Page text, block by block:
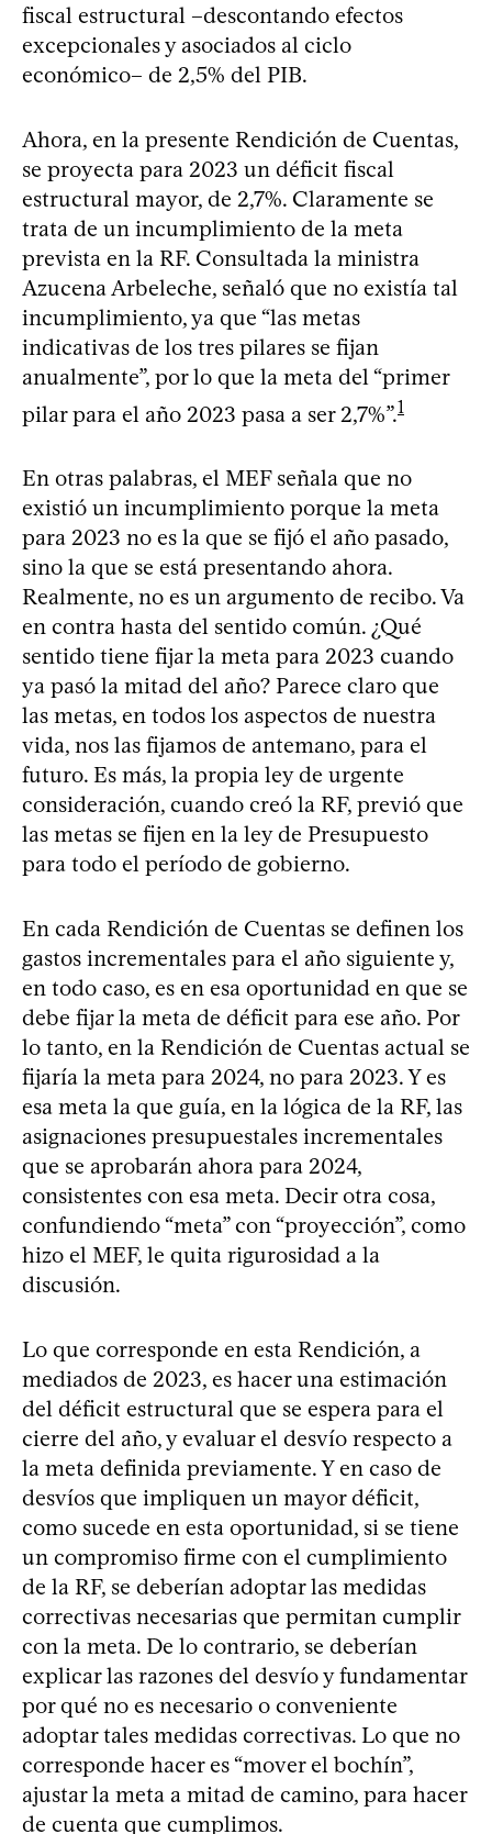
fiscal estructural –descontando efectos
excepcionales y asociados al ciclo
económico– de 2,5% del PIB.
Ahora, en la presente Rendición de Cuentas,
se proyecta para 2023 un déficit fiscal
estructural mayor, de 2,7%. Claramente se
trata de un incumplimiento de la meta
prevista en la RF. Consultada la ministra
Azucena Arbeleche, señaló que no existía tal
incumplimiento, ya que “las metas
indicativas de los tres pilares se fijan
anualmente”, por lo que la meta del “primer
pilar para el año 2023 pasa a ser 2,7%”.1
En otras palabras, el MEF señala que no
existió un incumplimiento porque la meta
para 2023 no es la que se fijó el año pasado,
sino la que se está presentando ahora.
Realmente, no es un argumento de recibo. Va
en contra hasta del sentido común. ¿Qué
sentido tiene fijar la meta para 2023 cuando
ya pasó la mitad del año? Parece claro que
las metas, en todos los aspectos de nuestra
vida, nos las fijamos de antemano, para el
futuro. Es más, la propia ley de urgente
consideración, cuando creó la RF, previó que
las metas se fijen en la ley de Presupuesto
para todo el período de gobierno.
En cada Rendición de Cuentas se definen los
gastos incrementales para el año siguiente y,
en todo caso, es en esa oportunidad en que se
debe fijar la meta de déficit para ese año. Por
lo tanto, en la Rendición de Cuentas actual se
fijaría la meta para 2024, no para 2023. Y es
esa meta la que guía, en la lógica de la RF, las
asignaciones presupuestales incrementales
que se aprobarán ahora para 2024,
consistentes con esa meta. Decir otra cosa,
confundiendo “meta” con “proyección”, como
hizo el MEF, le quita rigurosidad a la
discusión.
Lo que corresponde en esta Rendición, a
mediados de 2023, es hacer una estimación
del déficit estructural que se espera para el
cierre del año, y evaluar el desvío respecto a
la meta definida previamente. Y en caso de
desvíos que impliquen un mayor déficit,
como sucede en esta oportunidad, si se tiene
un compromiso firme con el cumplimiento
de la RF, se deberían adoptar las medidas
correctivas necesarias que permitan cumplir
con la meta. De lo contrario, se deberían
explicar las razones del desvío y fundamentar
por qué no es necesario o conveniente
adoptar tales medidas correctivas. Lo que no
corresponde hacer es “mover el bochín”,
ajustar la meta a mitad de camino, para hacer
de cuenta que cumplimos.